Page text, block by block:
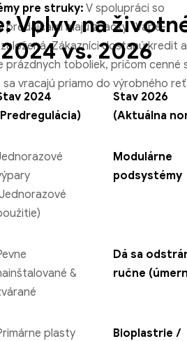
pre struky: V spolupráci so
predajcami majú značky “Vape-
Zákazníci dostanú kredit
prázdnych toboliek, pričom cenné
sa vracajú priamo do výrobného
Vplyv na
vs. 2026
2024
Stav 2026
(Aktuálna
Modulárne
podsystémy
&
Dá sa
ručne
plasty
Bioplastrie /